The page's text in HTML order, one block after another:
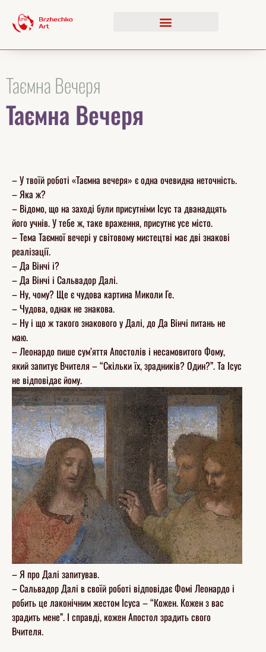
Таємна Вечеря
Таємна Вечеря
– У твоїй роботі «Таємна вечеря» є одна очевидна неточність.
– Яка ж?
– Відомо, що на заході були присутніми Ісус та дванадцять
його учнів. У тебе ж, таке враження, присутнє усе місто.
– Тема Таємної вечері у світовому мистецтві має дві знакові
реалізації.
– Да Вінчі і?
– Да Вінчі і Сальвадор Далі.
– Ну, чому? Ще є чудова картина Миколи Ге.
– Чудова, однак не знакова.
– Ну і що ж такого знакового у Далі, до Да Вінчі питань не
маю.
– Леонардо пише сум’яття Апостолів і несамовитого Фому,
який запитує Вчителя – “Скільки їх, зрадників? Один?”. Та Ісус
не відповідає йому.
– Я про Далі запитував.
– Сальвадор Далі в своїй роботі відповідає Фомі Леонардо і
робить це лаконічним жестом Ісуса – “Кожен. Кожен з вас
зрадить мене”. І справді, кожен Апостол зрадить свого
Вчителя.